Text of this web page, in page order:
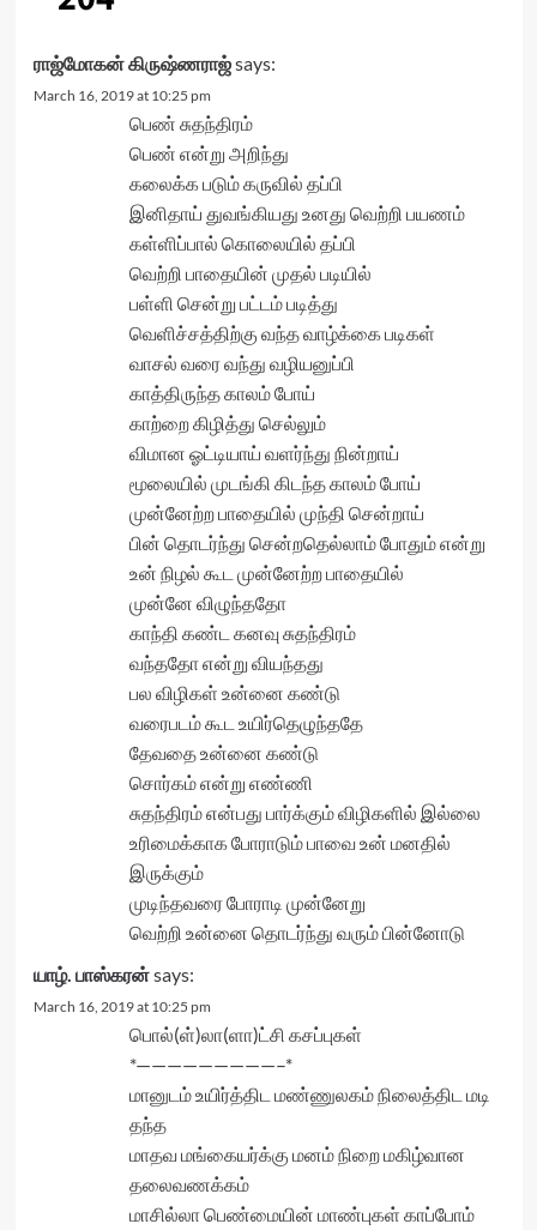
ராஜ்மோகன் கிருஷ்ணராஜ்says:
March 16, 2019 at 10:25 pm
பெண் சுதந்திரம்
பெண் என்று அறிந்து
கலைக்க படும் கருவில் தப்பி
இனிதாய் துவங்கியது உனது வெற்றி பயணம்
கள்ளிப்பால் கொலையில் தப்பி
வெற்றி பாதையின் முதல் படியில்
பள்ளி சென்று பட்டம் படித்து
வெளிச்சத்திற்கு வந்த வாழ்க்கை படிகள்
வாசல் வரை வந்து வழியனுப்பி
காத்திருந்த காலம் போய்
காற்றை கிழித்து செல்லும்
விமான ஓட்டியாய் வளர்ந்து நின்றாய்
மூலையில் முடங்கி கிடந்த காலம் போய்
முன்னேற்ற பாதையில் முந்தி சென்றாய்
பின் தொடர்ந்து சென்றதெல்லாம் போதும் என்று
உன் நிழல் கூட முன்னேற்ற பாதையில்
முன்னே விழுந்ததோ
காந்தி கண்ட கனவு சுதந்திரம்
வந்ததோ என்று வியந்தது
பல விழிகள் உன்னை கண்டு
வரைபடம் கூட உயிர்தெழுந்ததே
தேவதை உன்னை கண்டு
சொர்கம் என்று எண்ணி
சுதந்திரம் என்பது பார்க்கும் விழிகளில் இல்லை
உரிமைக்காக போராடும் பாவை உன் மனதில்
இருக்கும்
முடிந்தவரை போராடி முன்னேறு
வெற்றி உன்னை தொடர்ந்து வரும் பின்னோடு
யாழ். பாஸ்கரன்says:
March 16, 2019 at 10:25 pm
பொல்(ள்)லா(ளா)ட்சி கசப்புகள்
*—————————–*
மானுடம் உயிர்த்திட மண்ணுலகம் நிலைத்திட மடி
தந்த
மாதவ மங்கையர்க்கு மனம் நிறை மகிழ்வான
தலைவணக்கம்
மாசில்லா பெண்மையின் மாண்புகள் காப்போம்